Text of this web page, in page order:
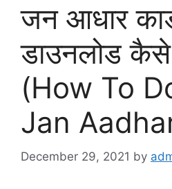
जन आधार
डाउनलोड
(How To
Jan
December 29, 2021 by